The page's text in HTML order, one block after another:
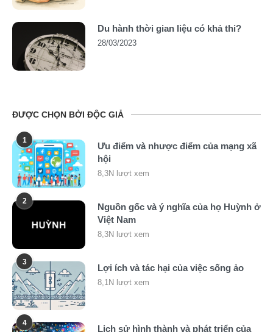
Du hành thời gian liệu có khả thi?
28/03/2023
ĐƯỢC CHỌN BỞI ĐỘC GIẢ
1
Ưu điểm và nhược điểm của mạng xã
hội
8,3N lượt xem
2
Nguồn gốc và ý nghĩa của họ Huỳnh ở
Việt Nam
8,3N lượt xem
3
Lợi ích và tác hại của việc sống ảo
8,1N lượt xem
4
Lịch sử hình thành và phát triển của